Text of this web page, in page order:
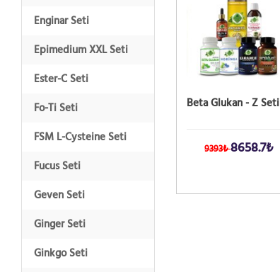
Enginar Seti
Epimedium XXL Seti
Ester-C Seti
Fo-Ti Seti
FSM L-Cysteine Seti
Fucus Seti
Geven Seti
Ginger Seti
Ginkgo Seti
Beta Glukan - Z Seti
9393₺8658.7₺